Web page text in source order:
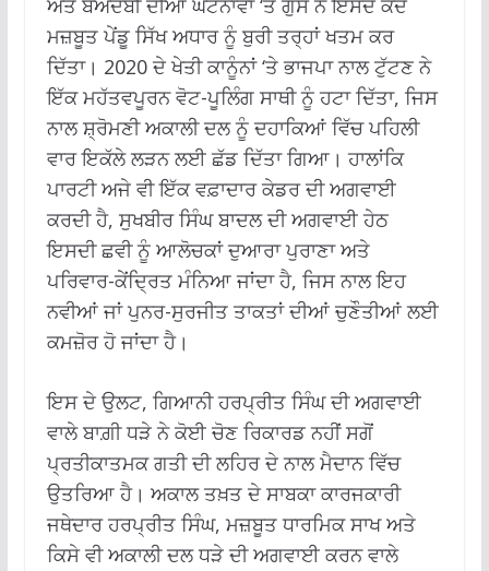
ਅਤੇ ਬੇਅਦਬੀ ਦੀਆਂ ਘਟਨਾਵਾਂ ‘ਤੇ ਗੁੱਸੇ ਨੇ ਇਸਦੇ ਕਦੇ
ਮਜ਼ਬੂਤ ਪੇਂਡੂ ਸਿੱਖ ਅਧਾਰ ਨੂੰ ਬੁਰੀ ਤਰ੍ਹਾਂ ਖਤਮ ਕਰ
ਦਿੱਤਾ। 2020 ਦੇ ਖੇਤੀ ਕਾਨੂੰਨਾਂ ‘ਤੇ ਭਾਜਪਾ ਨਾਲ ਟੁੱਟਣ ਨੇ
ਇੱਕ ਮਹੱਤਵਪੂਰਨ ਵੋਟ-ਪੂਲਿੰਗ ਸਾਥੀ ਨੂੰ ਹਟਾ ਦਿੱਤਾ, ਜਿਸ
ਨਾਲ ਸ਼੍ਰੋਮਣੀ ਅਕਾਲੀ ਦਲ ਨੂੰ ਦਹਾਕਿਆਂ ਵਿੱਚ ਪਹਿਲੀ
ਵਾਰ ਇਕੱਲੇ ਲੜਨ ਲਈ ਛੱਡ ਦਿੱਤਾ ਗਿਆ। ਹਾਲਾਂਕਿ
ਪਾਰਟੀ ਅਜੇ ਵੀ ਇੱਕ ਵਫ਼ਾਦਾਰ ਕੇਡਰ ਦੀ ਅਗਵਾਈ
ਕਰਦੀ ਹੈ, ਸੁਖਬੀਰ ਸਿੰਘ ਬਾਦਲ ਦੀ ਅਗਵਾਈ ਹੇਠ
ਇਸਦੀ ਛਵੀ ਨੂੰ ਆਲੋਚਕਾਂ ਦੁਆਰਾ ਪੁਰਾਣਾ ਅਤੇ
ਪਰਿਵਾਰ-ਕੇਂਦ੍ਰਿਤ ਮੰਨਿਆ ਜਾਂਦਾ ਹੈ, ਜਿਸ ਨਾਲ ਇਹ
ਨਵੀਆਂ ਜਾਂ ਪੁਨਰ-ਸੁਰਜੀਤ ਤਾਕਤਾਂ ਦੀਆਂ ਚੁਣੌਤੀਆਂ ਲਈ
ਕਮਜ਼ੋਰ ਹੋ ਜਾਂਦਾ ਹੈ।
ਇਸ ਦੇ ਉਲਟ, ਗਿਆਨੀ ਹਰਪ੍ਰੀਤ ਸਿੰਘ ਦੀ ਅਗਵਾਈ
ਵਾਲੇ ਬਾਗ਼ੀ ਧੜੇ ਨੇ ਕੋਈ ਚੋਣ ਰਿਕਾਰਡ ਨਹੀਂ ਸਗੋਂ
ਪ੍ਰਤੀਕਾਤਮਕ ਗਤੀ ਦੀ ਲਹਿਰ ਦੇ ਨਾਲ ਮੈਦਾਨ ਵਿੱਚ
ਉਤਰਿਆ ਹੈ। ਅਕਾਲ ਤਖ਼ਤ ਦੇ ਸਾਬਕਾ ਕਾਰਜਕਾਰੀ
ਜਥੇਦਾਰ ਹਰਪ੍ਰੀਤ ਸਿੰਘ, ਮਜ਼ਬੂਤ ਧਾਰਮਿਕ ਸਾਖ ਅਤੇ
ਕਿਸੇ ਵੀ ਅਕਾਲੀ ਦਲ ਧੜੇ ਦੀ ਅਗਵਾਈ ਕਰਨ ਵਾਲੇ